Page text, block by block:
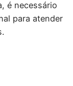
é necessário
para atender